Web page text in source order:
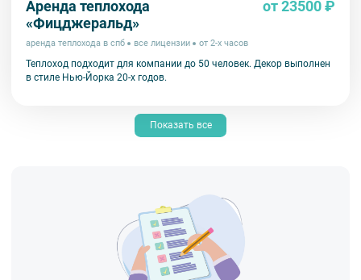
Аренда теплохода
«Фицджеральд»
от 23500 ₽
аренда теплохода в спб все лицензии от 2-х часов
Теплоход подходит для компании до 50 человек. Декор выполнен
в стиле Нью-Йорка 20-х годов.
Показать все